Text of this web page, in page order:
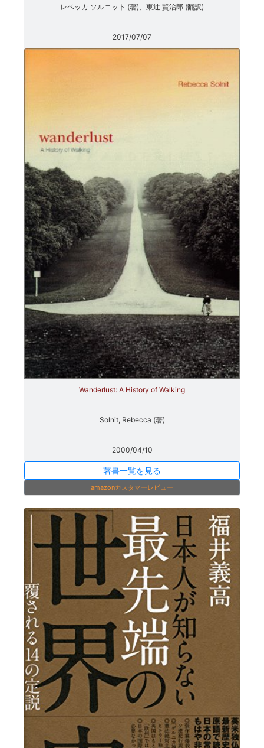
レベッカ ソルニット (著)、東辻 賢治郎 (翻訳)
2017/07/07
Wanderlust: A History of Walking
Solnit, Rebecca (著)
2000/04/10
著書一覧を見る
amazonカスタマーレビュー